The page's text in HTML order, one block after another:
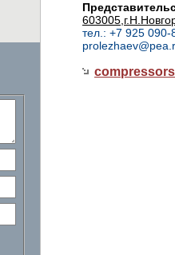
тел.: +7 925 090-